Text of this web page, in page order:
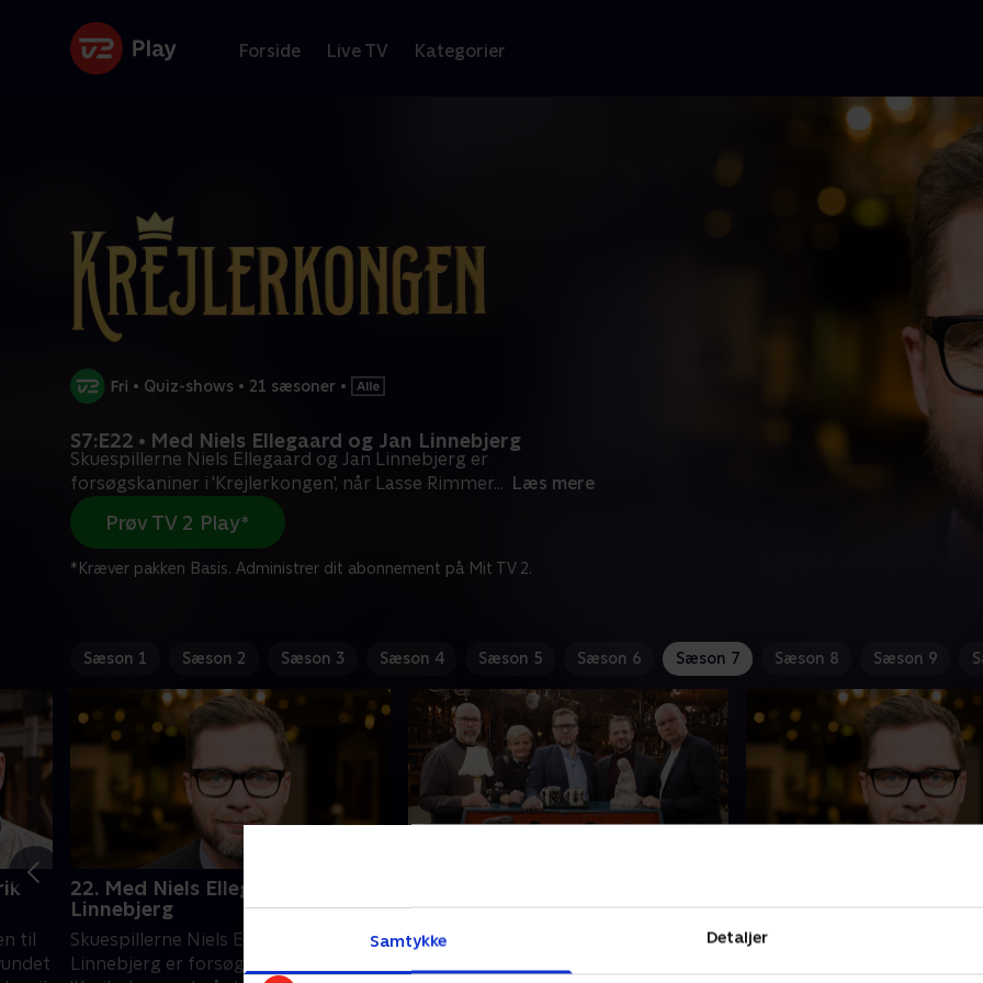
Samtykke Detaljer
Forside Live TV Kategorier
• Quiz-shows • 21 sæsoner •
S7:E22 • Med Niels Ellegaard og Jan Linnebjerg
Skuespillerne Niels Ellegaard og Jan Linnebjerg er
forsøgskaniner i 'Krejlerkongen', når Lasse Rimmer... Læs mere
Prøv TV 2 Play*
*Kræver pakken Basis. Administrer dit abonnement på Mit TV 2.
Sæson 1 Sæson 2 Sæson 3 Sæson 4 Sæson 5 Sæson 6 Sæson 7 Sæson 8 Sæson 9
til
22. Med Niels Ellegaard og Jan
Linnebjerg
Skuespillerne Niels Ellegaard og Jan
Linnebjerg er forsøgskaniner i
Pernille Rosenkrantz
'Krejlerkongen' kan være en hård nød
kvalificere sig til kampen